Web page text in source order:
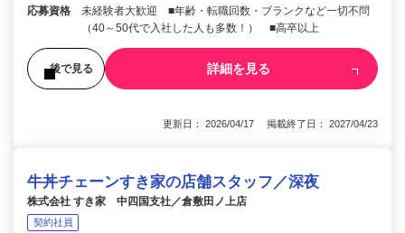
応募資格
未経験者大歓迎 ■年齢・転職回数・ブランクなど一切不問
（40～50代で入社した人も多数！） ■高卒以上
後で見る 詳細を見る
更新日： 2026/04/17 掲載終了日： 2027/04/23
牛丼チェーンすき家の店舗スタッフ／深夜
株式会社 すき家 中四国支社／倉敷田ノ上店
契約社員